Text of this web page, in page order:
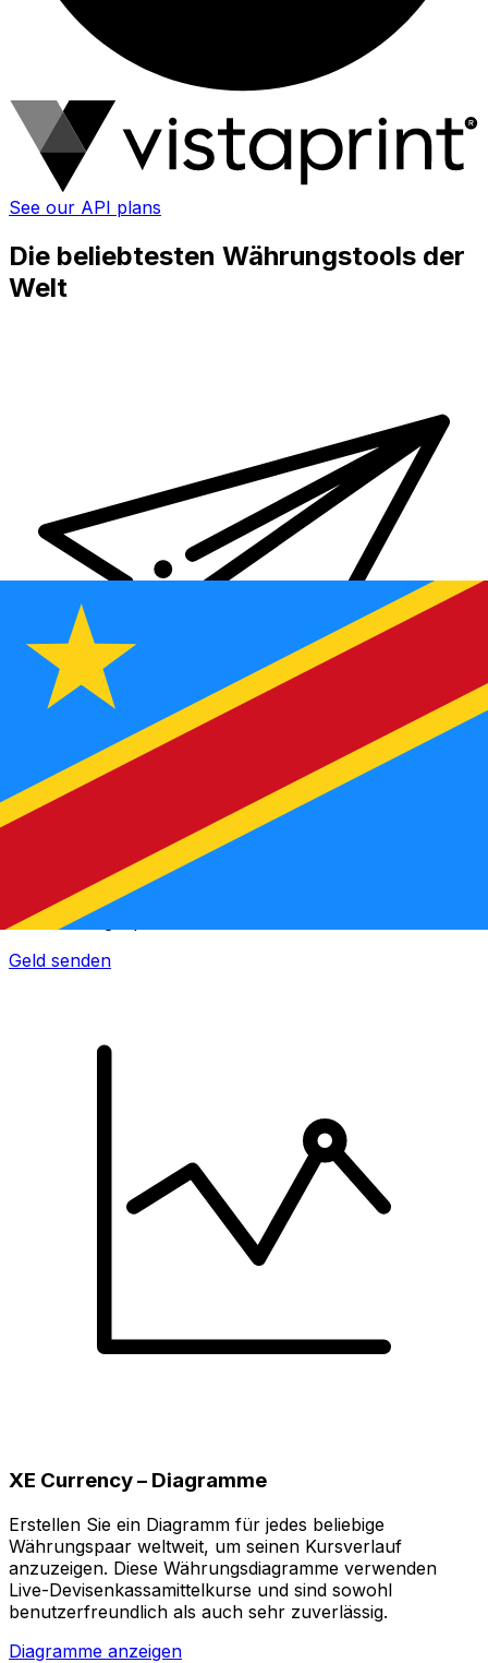
See our API plans
Die beliebtesten Währungstools der
Welt
XE Internationaler Geldtransfer
Geld schnell, sicher und einfach online versenden. Live-
Verfolgung und Benachrichtigungen + flexible Liefer-
und Zahlungsoptionen.
Geld senden
XE Currency – Diagramme
Erstellen Sie ein Diagramm für jedes beliebige
Währungspaar weltweit, um seinen Kursverlauf
anzuzeigen. Diese Währungsdiagramme verwenden
Live-Devisenkassamittelkurse und sind sowohl
benutzerfreundlich als auch sehr zuverlässig.
Diagramme anzeigen